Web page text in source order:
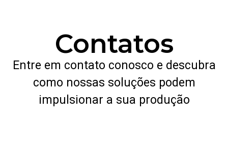
Contatos
Entre em contato conosco e descubra
como nossas soluções podem
impulsionar a sua produção